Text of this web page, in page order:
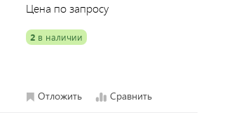
Цена по запросу
2 в наличии
Отложить Сравнить